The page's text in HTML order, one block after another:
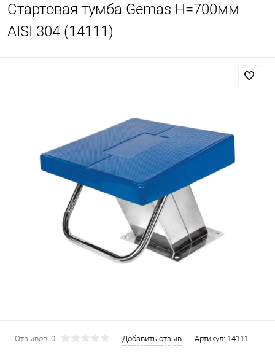
Стартовая тумба Gemas H=700мм
AISI 304 (14111)
Отзывов: 0 Добавить отзыв Артикул: 14111